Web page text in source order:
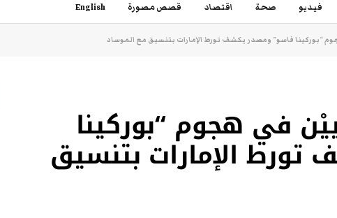
فيديو صحة اقتصاد قصص مصورة English
“بوركينا فاسو” ومصدر يكشف تورط الإمارات بتنسيق مع الموساد
في هجوم “بوركينا
الإمارات بتنسيق